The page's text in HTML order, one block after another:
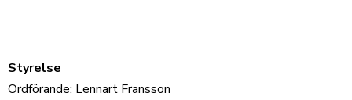
Styrelse
Ordförande: Lennart Fransson